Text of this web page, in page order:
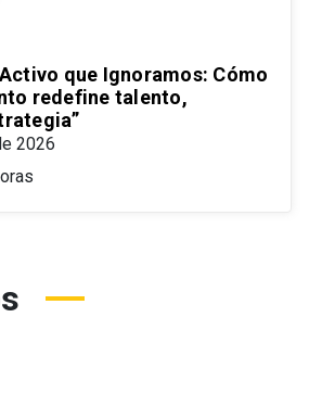
que Ignoramos: Cómo
redefine talento,
2026